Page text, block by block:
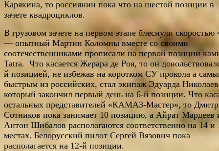
Карякина, то россиянин пока что на шестой позиции в
зачете квадроциклов.
В грузовом зачете на первом этапе блеснули скоростью
— опытный Мартин Коломны вместе со своими
соотечественниками прописали на первой позиции
Tatra. Что касается Жерара де Роя, то он
й позицией, не избежав на коротком СУ прокола а
быстрым из российских, стал экипаж Эдуарда
который закончил первый день на 6-й позиции. Что
остальных представителей «КАМАЗ-Мастер», то
Сотников пока занимает 10 позицию, а Айрат Мардеев
Антон Шибалов располагаются соответственно на 14 и
местах. Белорусский пилот Сергей Вязович пока
располагается на 12-й позиции.